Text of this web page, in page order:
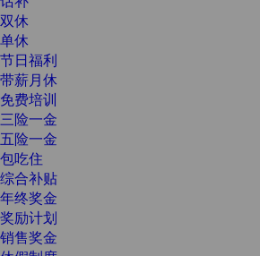
双休
单休
节日福利
带薪月休
免费培训
三险一金
五险一金
包吃住
综合补贴
年终奖金
奖励计划
销售奖金